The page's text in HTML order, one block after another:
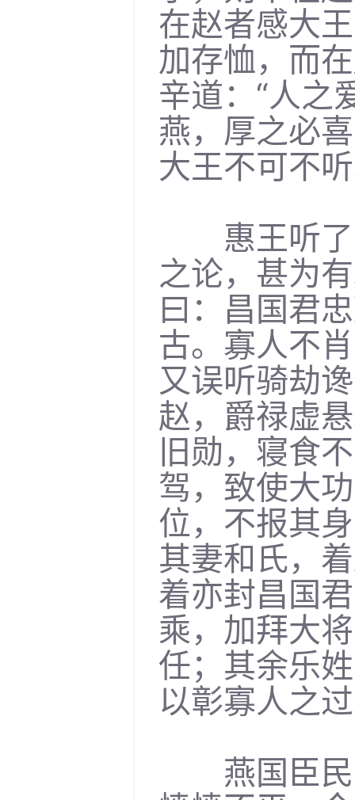
在赵者感大
加存恤，而
辛道：“人之
燕，厚之必
大王不可不
惠王听了
之论，甚为
曰：昌国君
古。寡人不
又误听骑劫
赵，爵禄虚
旧勋，寝食
驾，致使大
位，不报其
其妻和氏，
着亦封昌国
乘，加拜大
任；其余乐
以彰寡人之
燕国臣民